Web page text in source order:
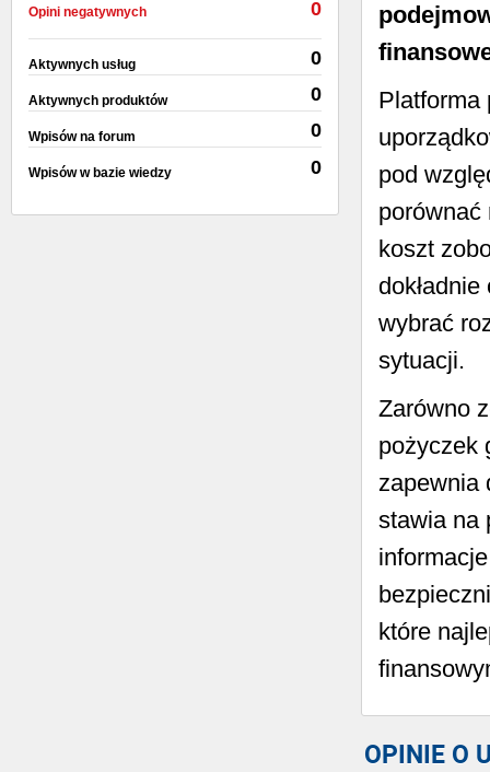
Opini negatywnych 0
Aktywnych usług 0
Aktywnych produktów 0
Wpisów na forum 0
Wpisów w bazie wiedzy 0
Platforma
pod
porównać
koszt
wybrać
sytuacji.
Zarówno
pożyczek
zapewnia
stawia na
które
OPINIE O